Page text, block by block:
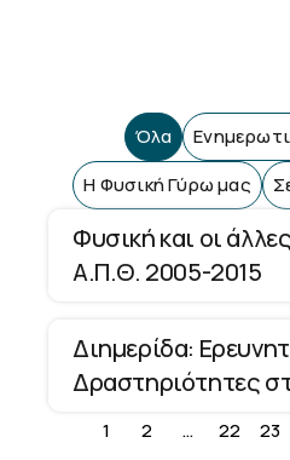
Όλα
Η Φυσική Γύρω μας
Φυσική και οι
Α.Π.Θ. 2005-2015
Διημερίδα:
Δραστηριότητες
1 2 … 22 23